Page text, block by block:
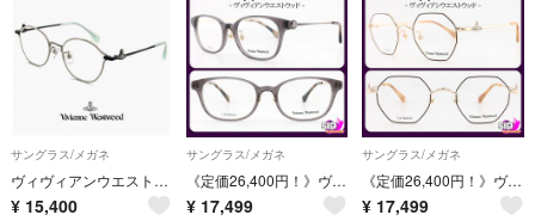
サングラス/メガネ
ヴィヴィアンウエストウッド 40-0024-03-49 新品未使用品
¥ 15,400
サングラス/メガネ
《定価26,400円！》ヴィヴィアンウエストウッド スモーク×ゴールド メガネ
¥ 17,499
サングラス/メガネ
《定価26,400円！》ヴィヴィアンウエストウッド ゴールド×ブラウン メガネ
¥ 17,499